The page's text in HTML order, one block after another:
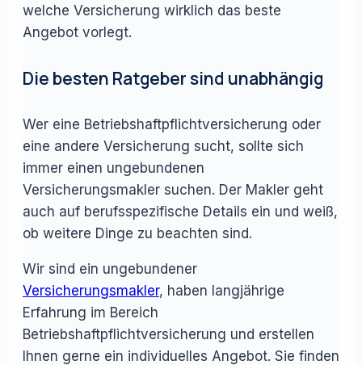
welche Versicherung wirklich das beste
Angebot vorlegt.
Die besten Ratgeber sind unabhängig
Wer eine Betriebshaftpflichtversicherung oder
eine andere Versicherung sucht, sollte sich
immer einen ungebundenen
Versicherungsmakler suchen. Der Makler geht
auch auf berufsspezifische Details ein und weiß,
ob weitere Dinge zu beachten sind.
Wir sind ein ungebundener
Versicherungsmakler, haben langjährige
Erfahrung im Bereich
Betriebshaftpflichtversicherung und erstellen
Ihnen gerne ein individuelles Angebot. Sie finden